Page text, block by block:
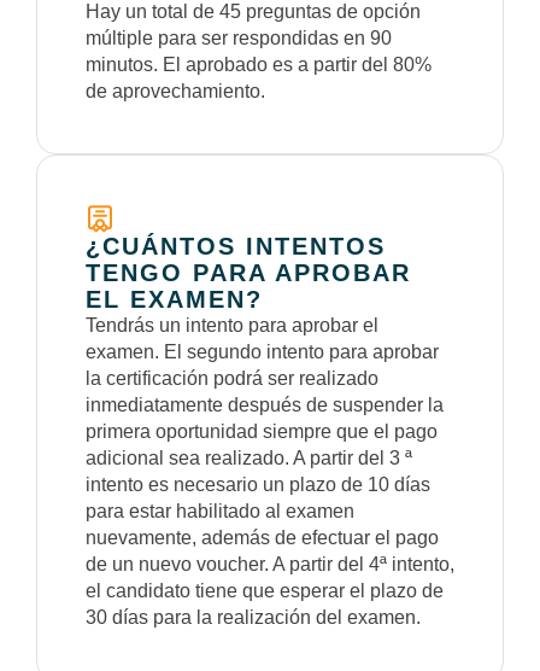
Hay un total de 45 preguntas de opción
múltiple para ser respondidas en 90
minutos. El aprobado es a partir del 80%
de aprovechamiento.
¿CUÁNTOS INTENTOS
TENGO PARA APROBAR
EL EXAMEN?
Tendrás un intento para aprobar el
examen. El segundo intento para aprobar
la certificación podrá ser realizado
inmediatamente después de suspender la
primera oportunidad siempre que el pago
adicional sea realizado. A partir del 3 ª
intento es necesario un plazo de 10 días
para estar habilitado al examen
nuevamente, además de efectuar el pago
de un nuevo voucher. A partir del 4ª intento,
el candidato tiene que esperar el plazo de
30 días para la realización del examen.